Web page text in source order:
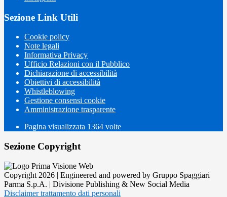
Sezione Link Utili
Cookie policy
Note legali
Informativa Privacy
Ufficio Relazioni con il Pubblico
Dichiarazione di accessibilità
Obiettivi di accessibilità
Whistleblowing
Gestione consensi cookie
Amministrazione trasparente
Pagina visualizzata 1364 volte
Sezione Copyright
Copyright 2026 | Engineered and powered by Gruppo Spaggiari
Parma S.p.A. | Divisione Publishing & New Social Media
Disclaimer trattamento dati personali